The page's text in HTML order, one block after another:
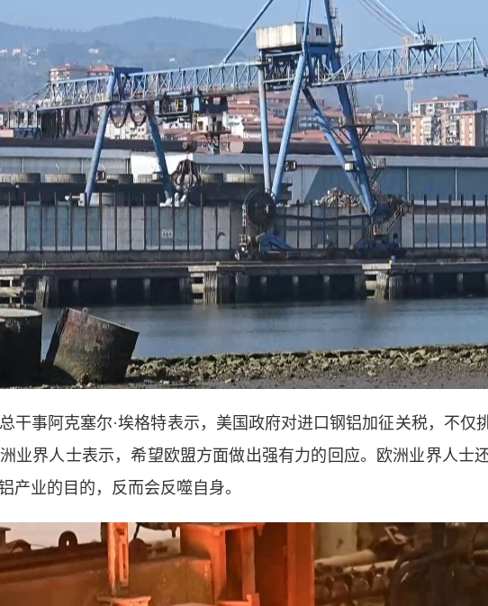
事阿克塞尔·埃格特表示，美国政府对进口钢铝加征关税，不仅
业界人士表示，希望欧盟方面做出强有力的回应。欧洲业界人士
产业的目的，反而会反噬自身。